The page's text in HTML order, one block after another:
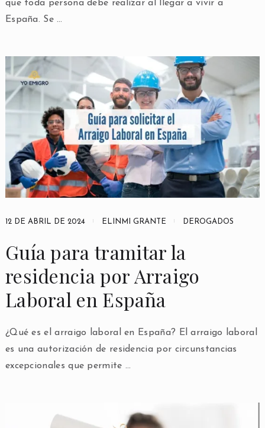
que toda persona debe realizar al llegar a vivir a
España. Se …
12 DE ABRIL DE 2024 ELINMI GRANTE DEROGADOS
Guía para tramitar la
residencia por Arraigo
Laboral en España
¿Qué es el arraigo laboral en España? El arraigo laboral
es una autorización de residencia por circunstancias
excepcionales que permite …